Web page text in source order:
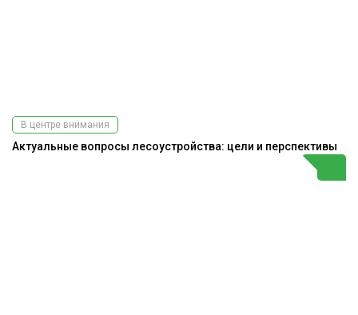
В центре внимания
Актуальные вопросы лесоустройства: цели и перспективы